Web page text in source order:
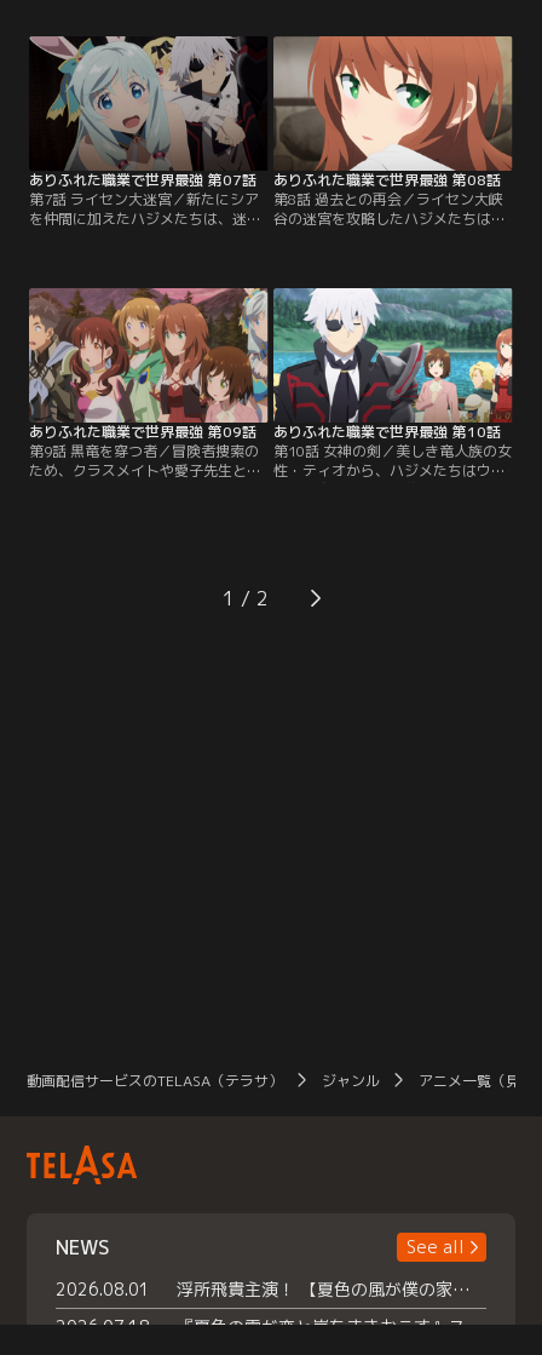
う。二人は地上への道を探すため、
辺りを散策し始める。一方、訓練を
経て強くなった香織たちは、ハジメ
を失ったオルクス大迷宮65階層に到
達し--。【提供：バンダイチャンネ
と依頼される。次の大迷宮攻略のヒ
ントになると考えたハジメたちは彼
女の依頼を受けることに。一行はシ
アの故郷・ハルツィナ樹海へ向かう
ことになったのだが--。【提供：バ
ンダイチャンネル】
ありふれた職業で世界最強 第07話
第7話 ライセン大迷宮／新たにシア
を仲間に加えたハジメたちは、迷宮
し、かなり曲者な迷宮の主、ミレデ
ィ・ライセンが仕掛けたトラップに
苦しめられてしまう。数々の罠を潜
り抜けた先でハジメたちを待ち受け
ていたものは--。【提供：バンダイ
チャンネル】
ありふれた職業で世界最強 第08話
第8話 過去との再会／ライセン大峡
谷の迷宮を攻略したハジメたちは、
頼されたハジメ。一行は捜索に向か
う途中、湖畔の町・ウルに立ち寄
る。そこでハジメはオルクス大迷宮
で離ればなれとなったクラスメイト
たちと予期せぬ再会を果たす。【提
供：バンダイチャンネル】
ありふれた職業で世界最強 第09話
第9話 黒竜を穿つ者／冒険者捜索の
ため、クラスメイトや愛子先生と行
ルを発見する。話を聞くと、漆黒の
竜に襲われたという。その日の夜、
ありふれた職業で世界最強 第10話
第10話 女神の剣／美しき竜人族の女
性・ティオから、ハジメたちはウル
う愛子であったが、住民たちの士気
は高まっていく。そして遂に、魔物
1
動画配信サービスのTELASA（テラサ） ジャンル アニメ一覧（見放
NEWS
See all
2026.08.01
浮所飛貴主演！ 【夏色の風が僕の家にやってきた】 本日よりテラサで独占配信スタート！
2026.07.18
『夏色の雲が恋と嵐をまきおこす』スペシャルメイキング 【Part1】2026年７月18日（土）23時30分～配信スタート！話題のシーンの裏側を大公開！豪華キャスト大集合！ 『武宮家 真夏の家族会議』開催！